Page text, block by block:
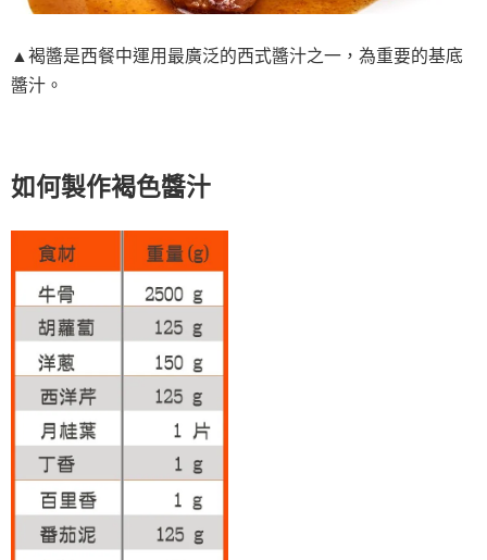
▲褐醬是西餐中運用最廣泛的西式醬汁之一，為重要的基底
醬汁。
如何製作褐色醬汁